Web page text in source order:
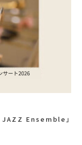
JAZZ Ensemble」